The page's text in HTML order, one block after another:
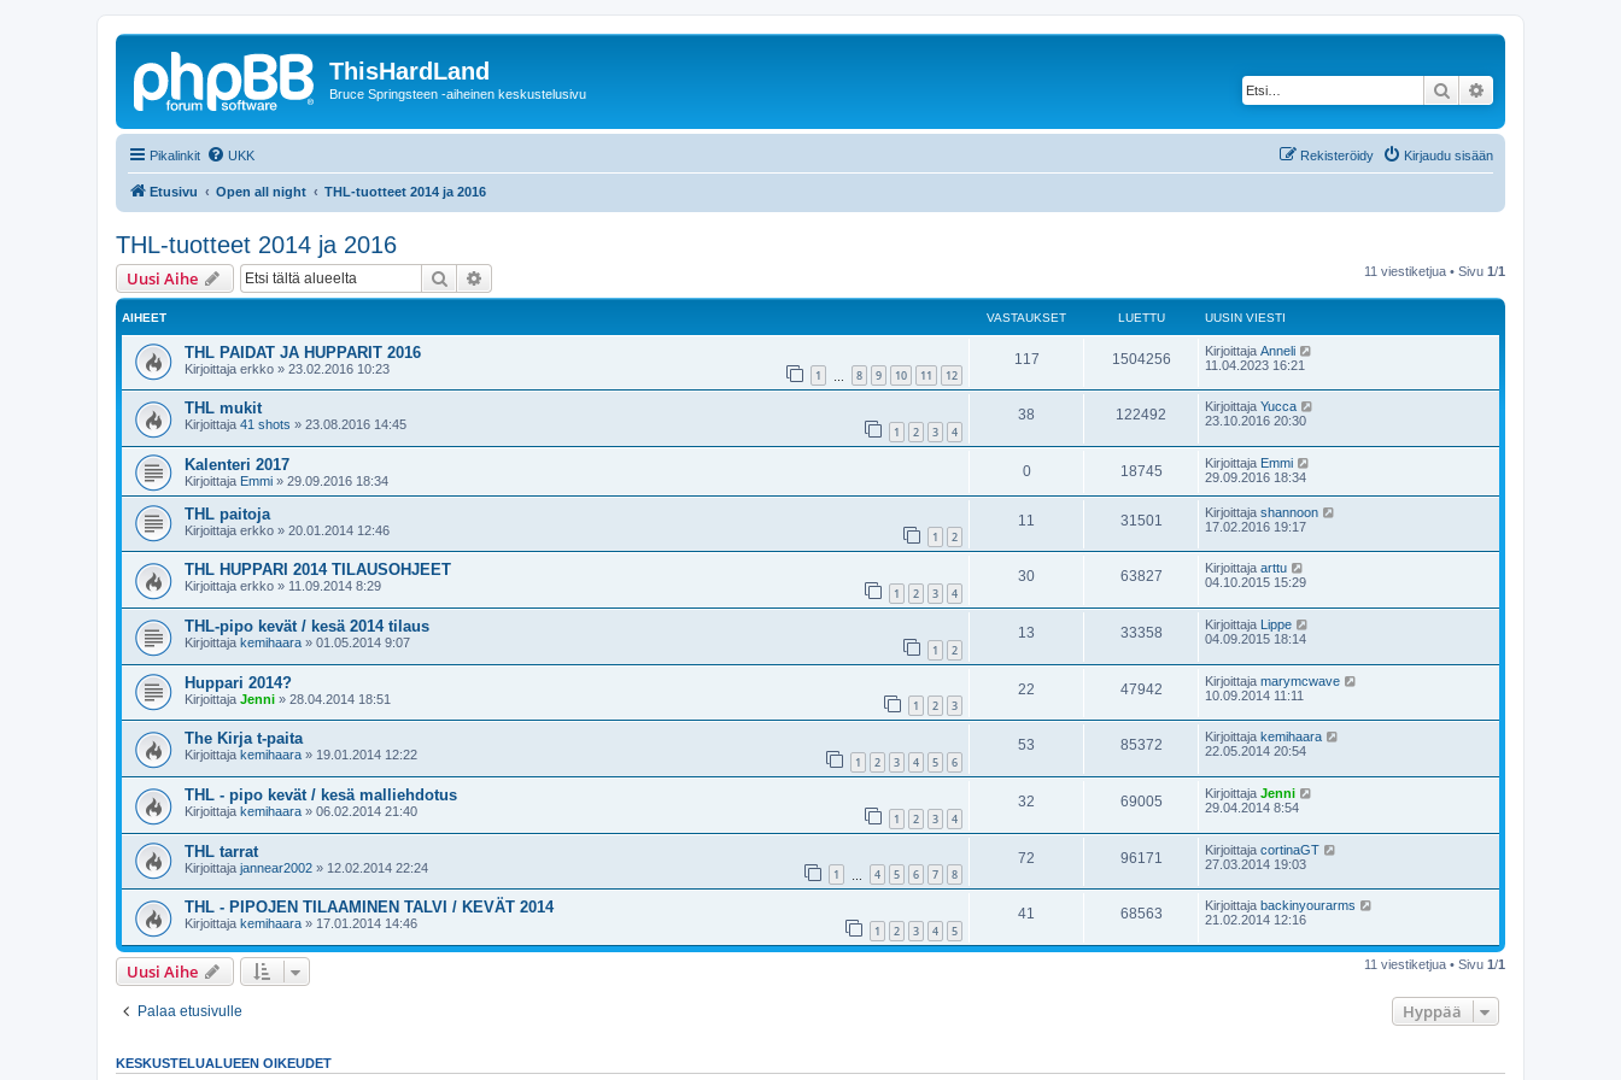
ThisHardLand
Bruce Springsteen -aiheinen keskustelusivu Etsi
Pikalinkit UKK Kirjaudu sisään
Rekisteröidy
Etusivu Open all night THL-tuotteet 2014 ja 2016
THL-tuotteet 2014 ja 2016
Uusi Aihe Etsi 11 viestiketjua • Sivu 1/1
AIHEET VASTAUKSET LUETTU UUSIN VIESTI
THL PAIDAT JA HUPPARIT 2016
Kirjoittaja erkko » 23.02.2016 10:23 1 8 9 10 11 12
117 1504256 Kirjoittaja Anneli
11.04.2023 16:21
THL mukit
Kirjoittaja 41 shots » 23.08.2016 14:45 1 2 3 4
38 122492 Kirjoittaja Yucca
23.10.2016 20:30
Kalenteri 2017
Kirjoittaja Emmi » 29.09.2016 18:34
0 18745 Kirjoittaja Emmi
29.09.2016 18:34
THL paitoja
Kirjoittaja erkko » 20.01.2014 12:46 1 2
11 31501 Kirjoittaja shannoon
17.02.2016 19:17
THL HUPPARI 2014 TILAUSOHJEET
Kirjoittaja erkko » 11.09.2014 8:29 1 2 3 4
30 63827 Kirjoittaja arttu
04.10.2015 15:29
THL-pipo kevät / kesä 2014 tilaus
Kirjoittaja kemihaara » 01.05.2014 9:07 1 2
13 33358 Kirjoittaja Lippe
04.09.2015 18:14
Huppari 2014?
Kirjoittaja Jenni » 28.04.2014 18:51 1 2 3
22 47942 Kirjoittaja marymcwave
10.09.2014 11:11
The Kirja t-paita
Kirjoittaja kemihaara » 19.01.2014 12:22 1 2 3 4 5 6
53 85372 Kirjoittaja kemihaara
22.05.2014 20:54
THL - pipo kevät / kesä malliehdotus
Kirjoittaja kemihaara » 06.02.2014 21:40 1 2 3 4
32 69005 Kirjoittaja Jenni
29.04.2014 8:54
THL tarrat
Kirjoittaja jannear2002 » 12.02.2014 22:24 1 4 5 6 7 8
72 96171 Kirjoittaja cortinaGT
27.03.2014 19:03
THL - PIPOJEN TILAAMINEN TALVI / KEVÄT 2014
Kirjoittaja kemihaara » 17.01.2014 14:46 1 2 3 4 5
41 68563 Kirjoittaja backinyourarms
21.02.2014 12:16
Uusi Aihe 11 viestiketjua • Sivu 1/1
Palaa etusivulle Hyppää
KESKUSTELUALUEEN OIKEUDET